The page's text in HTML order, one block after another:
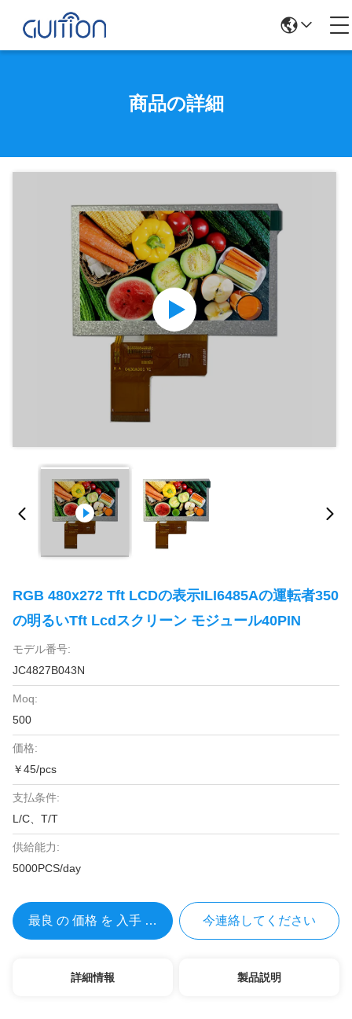
商品の詳細
RGB 480x272 Tft LCDの表示ILI6485Aの運転者350
の明るいTft Lcdスクリーン モジュール40PIN
モデル番号:
JC4827B043N
Moq:
500
価格:
￥45/pcs
支払条件:
L/C、T/T
供給能力:
5000PCS/day
最良 の 価格 を 入手 する 今連絡してください
詳細情報 製品説明